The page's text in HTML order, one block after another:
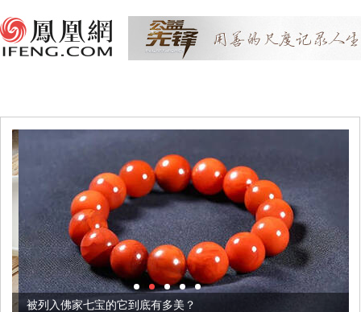
被列入佛家七宝的它到底有多美？